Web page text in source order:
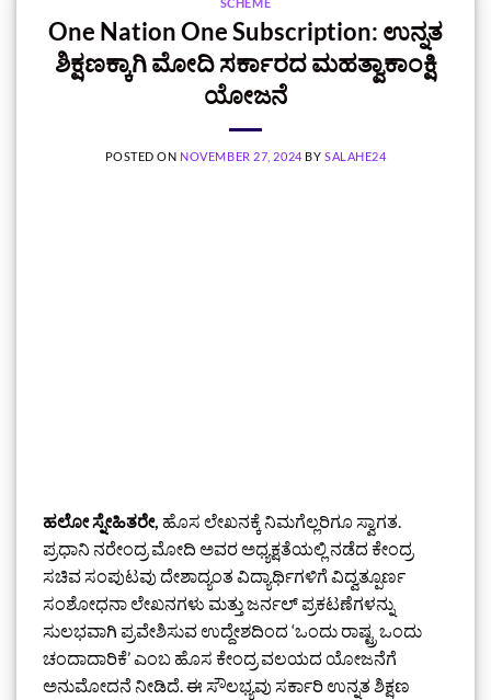
One Nation One Subscription: ಉನ್ನತ
ಶಿಕ್ಷಣಕ್ಕಾಗಿ ಮೋದಿ ಸರ್ಕಾರದ ಮಹತ್ವಾಕಾಂಕ್ಷಿ
ಯೋಜನೆ
POSTED ON NOVEMBER 27, 2024 BY SALAHE24
ಹಲೋ ಸ್ನೇಹಿತರೇ, ಹೊಸ ಲೇಖನಕ್ಕೆ ನಿಮಗೆಲ್ಲರಿಗೂ ಸ್ವಾಗತ.
ಪ್ರಧಾನಿ ನರೇಂದ್ರ ಮೋದಿ ಅವರ ಅಧ್ಯಕ್ಷತೆಯಲ್ಲಿ ನಡೆದ ಕೇಂದ್ರ
ಸಚಿವ ಸಂಪುಟವು ದೇಶಾದ್ಯಂತ ವಿದ್ಯಾರ್ಥಿಗಳಿಗೆ ವಿದ್ವತ್ಪೂರ್ಣ
ಸಂಶೋಧನಾ ಲೇಖನಗಳು ಮತ್ತು ಜರ್ನಲ್ ಪ್ರಕಟಣೆಗಳನ್ನು
ಸುಲಭವಾಗಿ ಪ್ರವೇಶಿಸುವ ಉದ್ದೇಶದಿಂದ ‘ಒಂದು ರಾಷ್ಟ್ರ ಒಂದು
ಚಂದಾದಾರಿಕೆ’ ಎಂಬ ಹೊಸ ಕೇಂದ್ರ ವಲಯದ ಯೋಜನೆಗೆ
ಅನುಮೋದನೆ ನೀಡಿದೆ. ಈ ಸೌಲಭ್ಯವು ಸರ್ಕಾರಿ ಉನ್ನತ ಶಿಕ್ಷಣ